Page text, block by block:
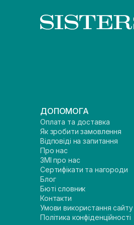
ДОПОМОГА
Оплата та доставка
Як зробити замовлення
Відповіді на запитання
Про нас
ЗМІ про нас
Сертифікати та нагороди
Блог
Бюті словник
Контакти
Умови використання сайту
Політика конфіденційності